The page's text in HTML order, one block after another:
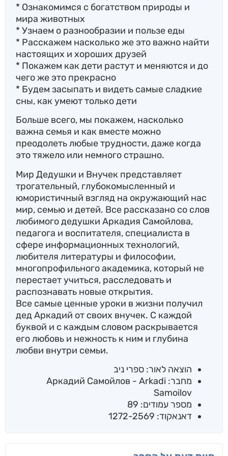
* Ознакомимся с богатством природы и
мира животных
* Узнаем о разнообразии и пользе еды
* Расскажем насколько же это важно найти
настоящих и хороших друзей
* Покажем как дети растут и меняются и до
чего же это прекрасно
* Будем засыпать и видеть самые сладкие
сны, как умеют только дети
Больше всего, мы покажем, насколько
важна семья и как вместе можно
преодолеть любые трудности, даже когда
это тяжело или немного страшно.
Мир Дедушки и Внучек представляет
трогательный, глубокомысленный и
юмористичный взгляд на окружающий нас
мир, семью и детей. Все рассказано со слов
любимого дедушки Аркадия Самойлова,
педагога и воспитателя, специалиста в
сфере информационных технологий,
любителя литературы и философии,
многопрофильного академика, который не
перестает учиться, расследовать и
распознавать новые открытия.
Все самые ценные уроки в жизни получил
дед Аркадий от своих внучек. С каждой
буквой и с каждым словом раскрывается
его любовь и нежность к ним и глубина
любви внутри семьи.
הוצאה לאור: ספרי ניב
מחבר: Аркадий Самойлов - Arkadi
Samoilov
מספר עמודים: 89
דאנאקוד: 1272-2569